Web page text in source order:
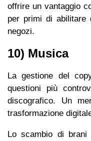
offrire un vantaggio
per primi di abilitare
negozi.
10) Musica
La gestione del
questioni più
discografico. Un
trasformazione
Lo scambio di